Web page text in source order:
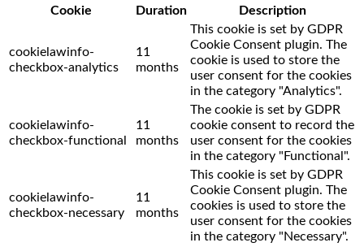
Cookie
Duration Description
cookielawinfo-
checkbox-analytics
11
months
This cookie is set by GDPR
Cookie Consent plugin. The
cookie is used to store the
user consent for the cookies
in the category "Analytics".
cookielawinfo-
checkbox-functional
11
months
The cookie is set by GDPR
cookie consent to record the
user consent for the cookies
in the category "Functional".
cookielawinfo-
checkbox-necessary
11
months
This cookie is set by GDPR
Cookie Consent plugin. The
cookies is used to store the
user consent for the cookies
in the category "Necessary".